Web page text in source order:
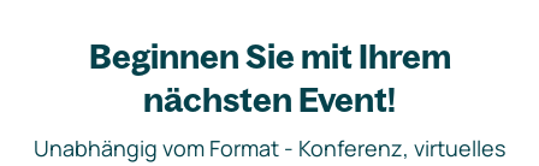
Beginnen Sie mit Ihrem
nächsten Event!
Unabhängig vom Format - Konferenz, virtuelles